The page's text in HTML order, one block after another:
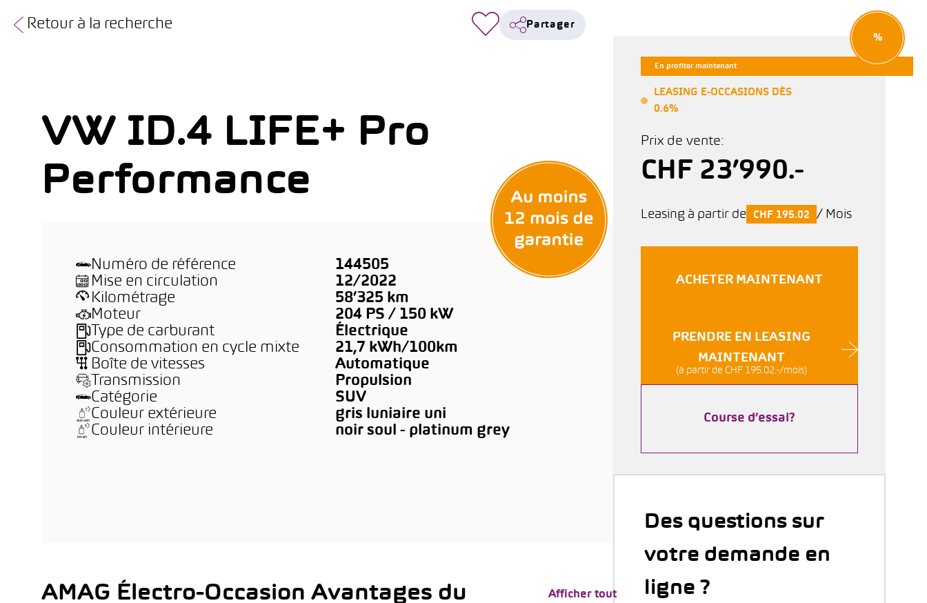
Retour à la recherche Partager
VW ID.4 LIFE+ Pro
Performance
Numéro de référence
144505
Mise en circulation
12/2022
Kilométrage
58’325 km
Moteur
204 PS / 150 kW
Type de carburant
Électrique
Consommation en cycle mixte
21,7 kWh/100km
Boîte de vitesses
Automatique
Transmission
Propulsion
Catégorie
SUV
Couleur extérieure
gris luniaire uni
Couleur intérieure
noir soul - platinum grey
AMAG Électro-Occasion Avantages du
Afficher tout
En profiter maintenant
%
LEASING E-OCCASIONS DÈS
0.6%
Prix de vente:
CHF 23’990.-
Leasing à partir de CHF 195.02 / Mois
ACHETER MAINTENANT
PRENDRE EN LEASING
MAINTENANT
(à partir de CHF 195.02.-/mois)
Course d’essai?
Des questions sur
votre demande en
ligne ?